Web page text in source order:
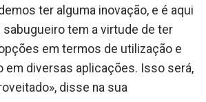
ter alguma inovação, e é aqui
sabugueiro tem a virtude de ter
em termos de utilização e
em diversas aplicações. Isso será,
disse na sua